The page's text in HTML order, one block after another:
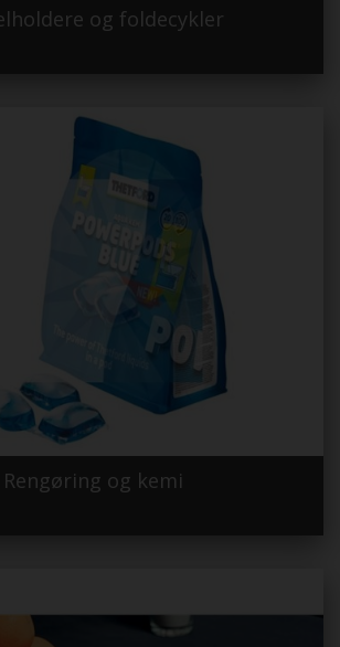
og foldecykler
Rengøring og kemi